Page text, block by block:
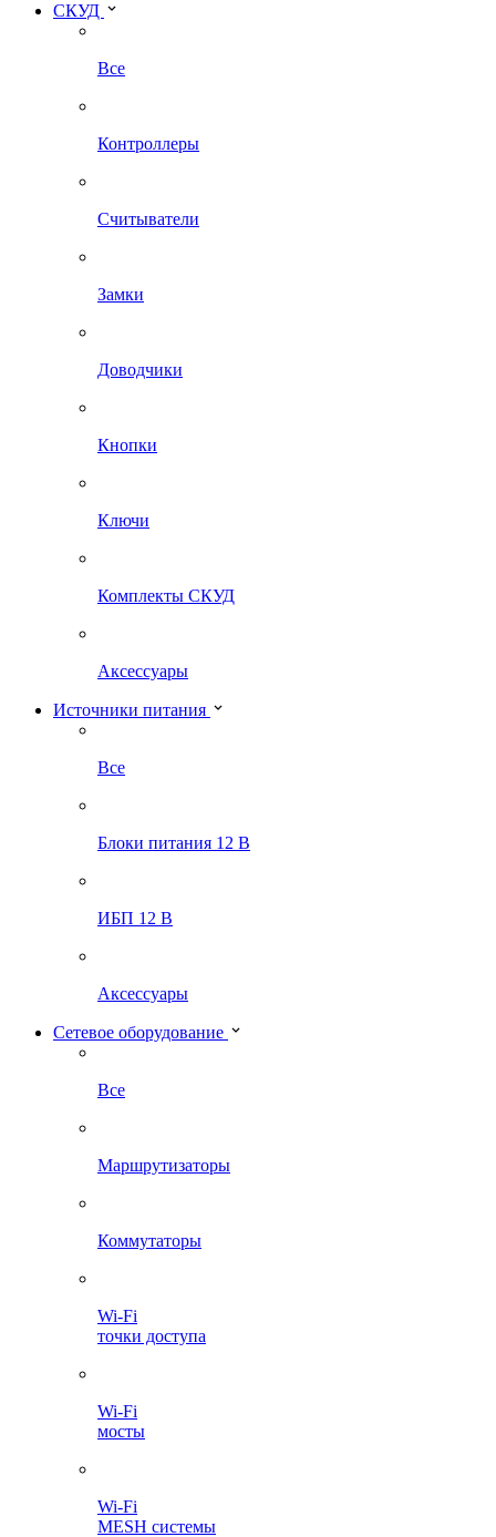
СКУД
Все
Контроллеры
Считыватели
Замки
Доводчики
Кнопки
Ключи
Комплекты СКУД
Аксессуары
Источники питания
Все
Блоки питания 12 В
ИБП 12 В
Аксессуары
Сетевое оборудование
Все
Маршрутизаторы
Коммутаторы
Wi-Fi
точки доступа
Wi-Fi
мосты
Wi-Fi
MESH системы